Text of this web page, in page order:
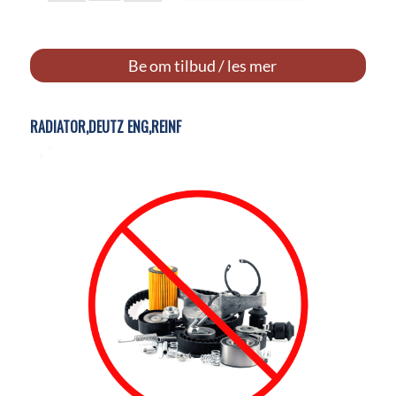
Be om tilbud / les mer
RADIATOR,DEUTZ ENG,REINF